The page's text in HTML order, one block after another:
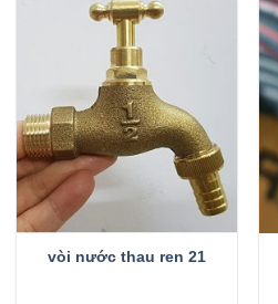
vòi nước thau ren 21